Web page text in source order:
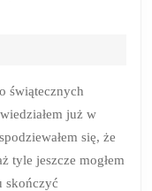
już w
się, że
tyle jeszcze mogłem
skończyć